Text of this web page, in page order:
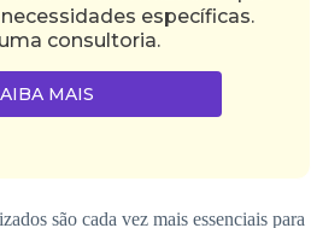
específicas.
consultoria.
MAIS
são cada vez mais essenciais para